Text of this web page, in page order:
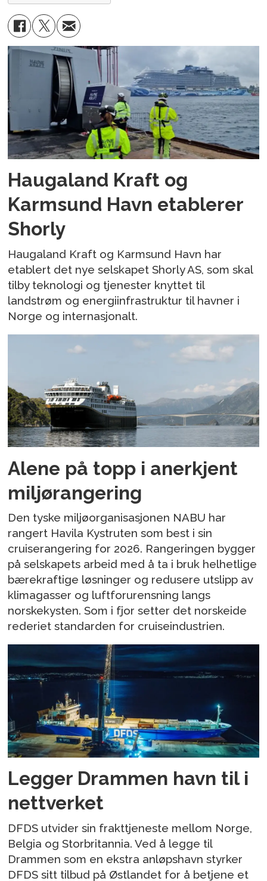
Haugaland Kraft og
Karmsund Havn etablerer
Shorly
Haugaland Kraft og Karmsund Havn har
etablert det nye selskapet Shorly AS, som skal
tilby teknologi og tjenester knyttet til
landstrøm og energiinfrastruktur til havner i
Norge og internasjonalt.
Alene på topp i anerkjent
miljørangering
Den tyske miljøorganisasjonen NABU har
rangert Havila Kystruten som best i sin
cruiserangering for 2026. Rangeringen bygger
på selskapets arbeid med å ta i bruk helhetlige
bærekraftige løsninger og redusere utslipp av
klimagasser og luftforurensning langs
norskekysten. Som i fjor setter det norskeide
rederiet standarden for cruiseindustrien.
Legger Drammen havn til i
nettverket
DFDS utvider sin frakttjeneste mellom Norge,
Belgia og Storbritannia. Ved å legge til
Drammen som en ekstra anløpshavn styrker
DFDS sitt tilbud på Østlandet for å betjene et